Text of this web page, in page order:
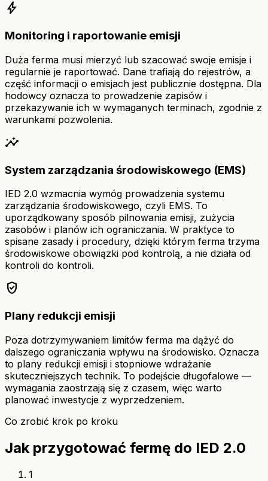
bolt
Monitoring i raportowanie emisji
Duża ferma musi mierzyć lub szacować swoje emisje i
regularnie je raportować. Dane trafiają do rejestrów, a
część informacji o emisjach jest publicznie dostępna. Dla
hodowcy oznacza to prowadzenie zapisów i
przekazywanie ich w wymaganych terminach, zgodnie z
warunkami pozwolenia.
insights
System zarządzania środowiskowego (EMS)
IED 2.0 wzmacnia wymóg prowadzenia systemu
zarządzania środowiskowego, czyli EMS. To
uporządkowany sposób pilnowania emisji, zużycia
zasobów i planów ich ograniczania. W praktyce to
spisane zasady i procedury, dzięki którym ferma trzyma
środowiskowe obowiązki pod kontrolą, a nie działa od
kontroli do kontroli.
verified_user
Plany redukcji emisji
Poza dotrzymywaniem limitów ferma ma dążyć do
dalszego ograniczania wpływu na środowisko. Oznacza
to plany redukcji emisji i stopniowe wdrażanie
skuteczniejszych technik. To podejście długofalowe —
wymagania zaostrzają się z czasem, więc warto
planować inwestycje z wyprzedzeniem.
Co zrobić krok po kroku
Jak przygotować fermę do IED 2.0
1